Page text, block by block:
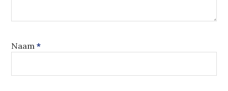
Naam*